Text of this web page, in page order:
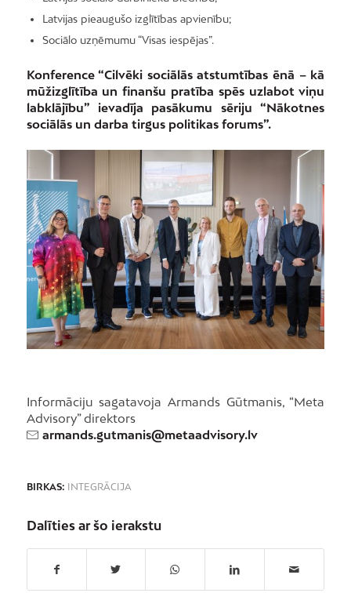
Latvijas pieaugušo izglītības apvienību;
Sociālo uzņēmumu “Visas iespējas”.
Konference “Cilvēki sociālās atstumtības ēnā – kā
mūžizglītība un finanšu pratība spēs uzlabot viņu
labklājību” ievadīja pasākumu sēriju “Nākotnes
sociālās un darba tirgus politikas forums”.
Informāciju sagatavoja Armands Gūtmanis, “Meta
Advisory” direktors
armands.gutmanis@metaadvisory.lv
BIRKAS: INTEGRĀCIJA
Dalīties ar šo ierakstu